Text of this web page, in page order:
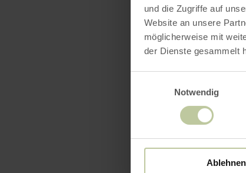
und die Zugriffe auf
Website an unsere
möglicherweise mit
der Dienste gesammelt
Notwendig
Ablehnen